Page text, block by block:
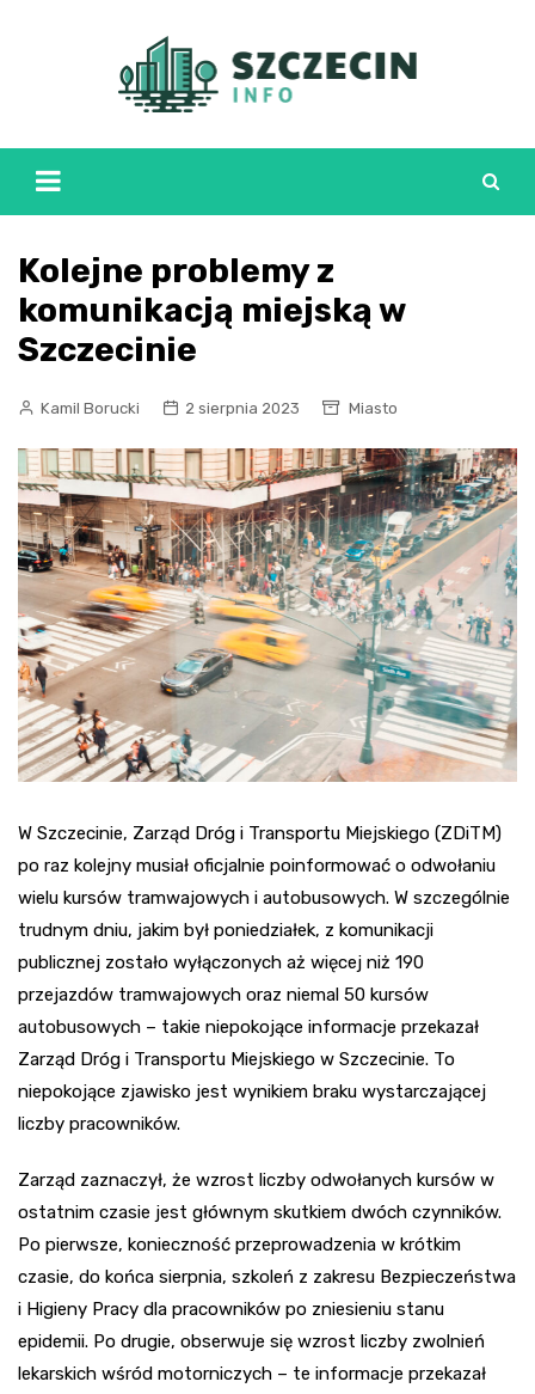
Kolejne problemy z
komunikacją miejską w
Szczecinie
Kamil Borucki 2 sierpnia 2023 Miasto
W Szczecinie, Zarząd Dróg i Transportu Miejskiego (ZDiTM)
po raz kolejny musiał oficjalnie poinformować o odwołaniu
wielu kursów tramwajowych i autobusowych. W szczególnie
trudnym dniu, jakim był poniedziałek, z komunikacji
publicznej zostało wyłączonych aż więcej niż 190
przejazdów tramwajowych oraz niemal 50 kursów
autobusowych – takie niepokojące informacje przekazał
Zarząd Dróg i Transportu Miejskiego w Szczecinie. To
niepokojące zjawisko jest wynikiem braku wystarczającej
liczby pracowników.
Zarząd zaznaczył, że wzrost liczby odwołanych kursów w
ostatnim czasie jest głównym skutkiem dwóch czynników.
Po pierwsze, konieczność przeprowadzenia w krótkim
czasie, do końca sierpnia, szkoleń z zakresu Bezpieczeństwa
i Higieny Pracy dla pracowników po zniesieniu stanu
epidemii. Po drugie, obserwuje się wzrost liczby zwolnień
lekarskich wśród motorniczych – te informacje przekazał